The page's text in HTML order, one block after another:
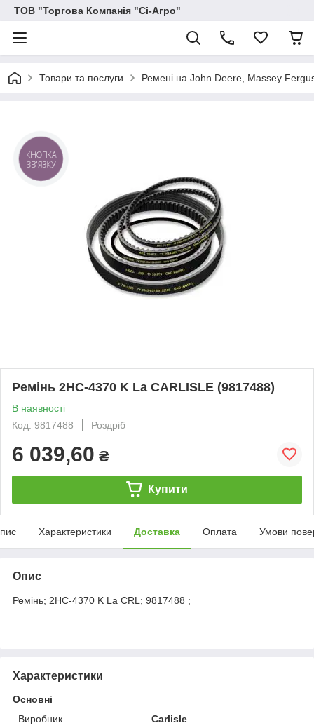
ТОВ "Торгова Компанія "Сі-Агро"
Товари та послуги Ремені на John Deere, Massey
Ремінь 2НС-4370 K La CARLISLE (9817488)
В наявності
Код: 9817488
Роздріб
6 039,60 ₴
Купити
Характеристики Доставка Оплата Умови
Опис
Ремінь; 2НС-4370 K La CRL; 9817488 ;
Характеристики
Основні
Виробник
Carlisle
КНОПКА
ЗВ'ЯЗКУ